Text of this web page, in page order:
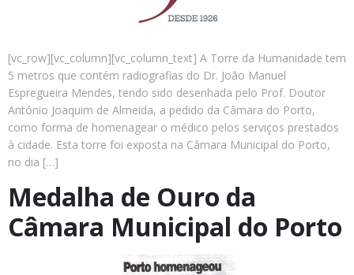
[vc_row][vc_column][vc_column_text] A Torre da Humanidade tem
5 metros que contém radiografias do Dr. João Manuel
Espregueira Mendes, tendo sido desenhada pelo Prof. Doutor
António Joaquim de Almeida, a pedido da Câmara do Porto,
como forma de homenagear o médico pelos serviços prestados
à cidade. Esta torre foi exposta na Câmara Municipal do Porto,
no dia […]
Medalha de Ouro da
Câmara Municipal do Porto